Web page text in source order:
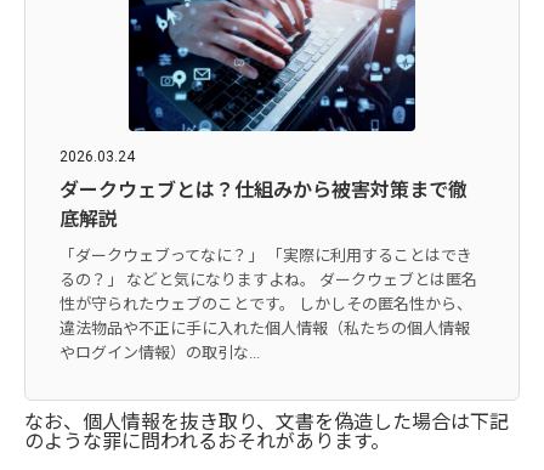
2026.03.24
ダークウェブとは？仕組みから被害対策まで徹
底解説
「ダークウェブってなに？」 「実際に利用することはでき
るの？」 などと気になりますよね。 ダークウェブとは匿名
性が守られたウェブのことです。 しかしその匿名性から、
違法物品や不正に手に入れた個人情報（私たちの個人情報
やログイン情報）の取引な...
なお、個人情報を抜き取り、文書を偽造した場合は下記
のような罪に問われるおそれがあります。